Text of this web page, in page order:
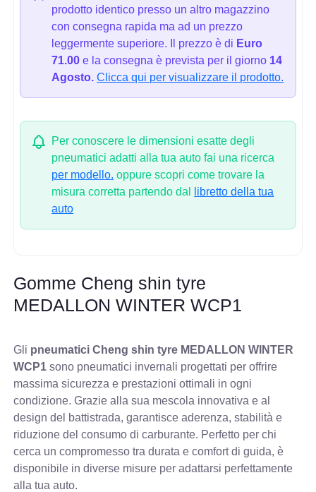
prodotto identico presso un altro magazzino
con consegna rapida ma ad un prezzo
leggermente superiore. Il prezzo è di Euro
71.00 e la consegna è prevista per il giorno 14
Agosto. Clicca qui per visualizzare il prodotto.
Per conoscere le dimensioni esatte degli
pneumatici adatti alla tua auto fai una ricerca
per modello. oppure scopri come trovare la
misura corretta partendo dal
libretto della tua
auto
Gomme Cheng shin tyre
MEDALLON WINTER WCP1
Gli pneumatici Cheng shin tyre MEDALLON WINTER
WCP1 sono pneumatici invernali progettati per offrire
massima sicurezza e prestazioni ottimali in ogni
condizione. Grazie alla sua mescola innovativa e al
design del battistrada, garantisce aderenza, stabilità e
riduzione del consumo di carburante. Perfetto per chi
cerca un compromesso tra durata e comfort di guida, è
disponibile in diverse misure per adattarsi perfettamente
alla tua auto.